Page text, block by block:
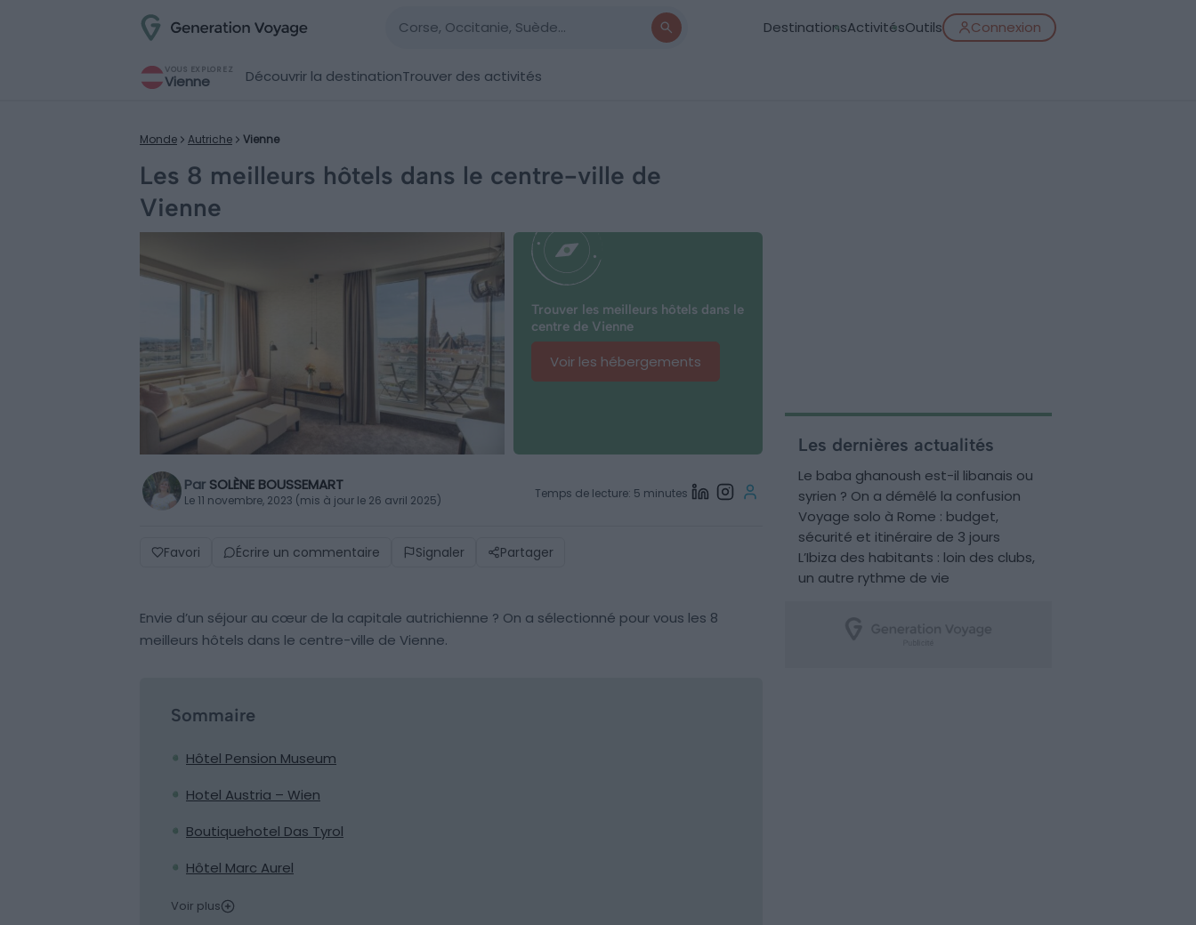
DestinationsActivitésOutils Connexion
VOUS EXPLOREZ
Vienne Découvrir la destinationTrouver des activités
Monde Autriche Vienne
Les 8 meilleurs hôtels dans le centre-ville de
Vienne
Trouver les meilleurs hôtels dans le
centre de Vienne
Voir les hébergements
Par SOLÈNE BOUSSEMART
Le 11 novembre, 2023 (mis à jour le 26 avril 2025) Temps de lecture: 5 minutes
Favori Écrire un commentaire Signaler Partager
Envie d’un séjour au cœur de la capitale autrichienne ? On a sélectionné pour vous les 8
meilleurs hôtels dans le centre-ville de Vienne.
Sommaire
Hôtel Pension Museum
Hotel Austria – Wien
Boutiquehotel Das Tyrol
Hôtel Marc Aurel
Voir plus
Les dernières actualités
Le baba ghanoush est-il libanais ou
syrien ? On a démêlé la confusion
Voyage solo à Rome : budget,
sécurité et itinéraire de 3 jours
L’Ibiza des habitants : loin des clubs,
un autre rythme de vie